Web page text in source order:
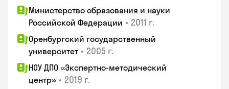
Министерство образования и науки
Российской Федерации • 2011 г.
Оренбургский государственный
университет • 2005 г.
НОУ ДПО «Экспертно-методический
центр» • 2019 г.